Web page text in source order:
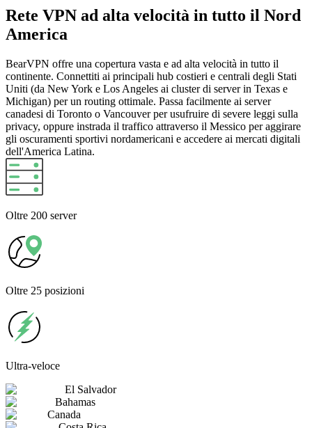
Rete VPN ad alta velocità in tutto il Nord
America
BearVPN offre una copertura vasta e ad alta velocità in tutto il
continente. Connettiti ai principali hub costieri e centrali degli Stati
Uniti (da New York e Los Angeles ai cluster di server in Texas e
Michigan) per un routing ottimale. Passa facilmente ai server
canadesi di Toronto o Vancouver per usufruire di severe leggi sulla
privacy, oppure instrada il traffico attraverso il Messico per aggirare
gli oscuramenti sportivi nordamericani e accedere ai mercati digitali
dell'America Latina.
Oltre 200 server
Oltre 25 posizioni
Ultra-veloce
El Salvador
Bahamas
Canada